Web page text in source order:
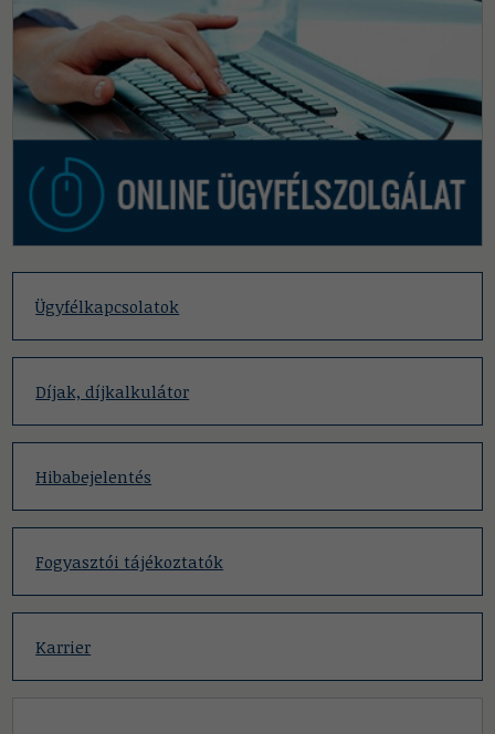
Ügyfélkapcsolatok
Díjak, díjkalkulátor
Hibabejelentés
Fogyasztói tájékoztatók
Karrier